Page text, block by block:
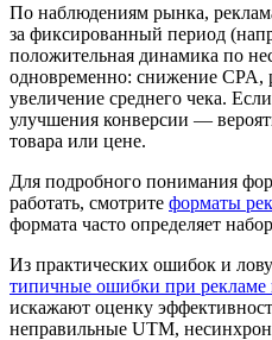
По наблюдениям рынка,
за фиксированный период
положительная динамика по
одновременно: снижение CPA,
увеличение среднего чека.
улучшения конверсии —
товара или цене.
Для подробного понимания
работать, смотрите форматы
формата часто определяет
Из практических ошибок и
типичные ошибки при рекламе
искажают оценку
неправильные UTM,